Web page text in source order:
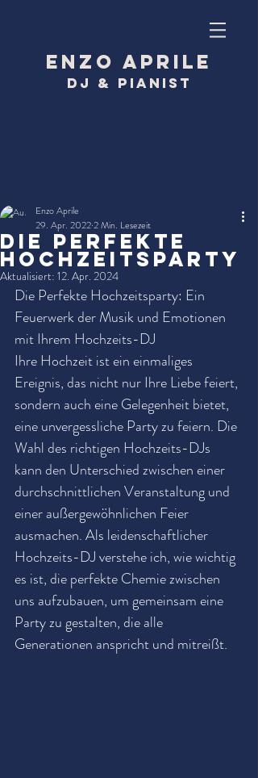
Enzo Aprile
DJ & Pianist
Die Perfekte
Hochzeitsparty
Enzo Aprile
29. Apr. 20222 Min. Lesezeit
Aktualisiert: 12. Apr. 2024
Die Perfekte Hochzeitsparty: Ein
Feuerwerk der Musik und Emotionen
mit Ihrem Hochzeits-DJ
Ihre Hochzeit ist ein einmaliges
Ereignis, das nicht nur Ihre Liebe feiert,
sondern auch eine Gelegenheit bietet,
eine unvergessliche Party zu feiern. Die
Wahl des richtigen Hochzeits-DJs
kann den Unterschied zwischen einer
durchschnittlichen Veranstaltung und
einer außergewöhnlichen Feier
ausmachen. Als leidenschaftlicher
Hochzeits-DJ verstehe ich, wie wichtig
es ist, die perfekte Chemie zwischen
uns aufzubauen, um gemeinsam eine
Party zu gestalten, die alle
Generationen anspricht und mitreißt.